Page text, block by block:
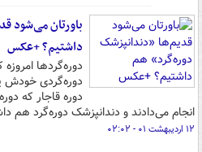
باورتان می‌شود
داشتیم؟ +عکس
دوره‌گردها امروزه
دوره‌گردی خودش
دوره قاجار که
انجام می‌دادند و دندانپزشک دوره‌گرد هم
۱۲ اردیبهشت ۰۱ - ۰۲:۰۲